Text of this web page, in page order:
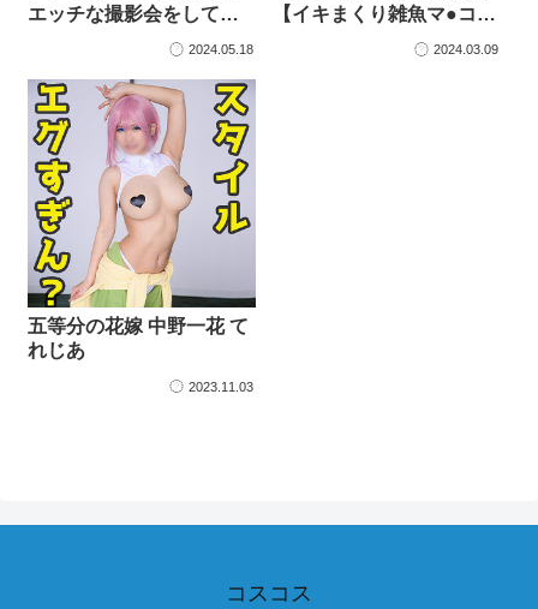
エッチな撮影会をして
2024.05.18
【イキまくり雑魚マ●コ…
2024.03.09
五等分の花嫁 中野一花 て
れじあ
2023.11.03
コスコス